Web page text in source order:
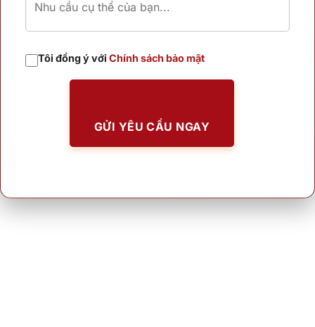
Tôi đồng ý với Chính sách bảo mật
GỬI YÊU CẦU NGAY